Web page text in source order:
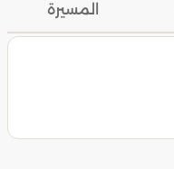
المسيرة